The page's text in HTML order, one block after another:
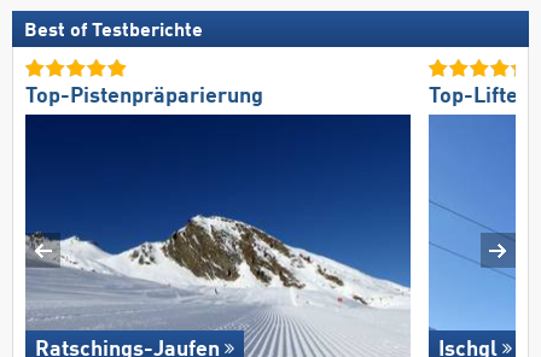
Best of Testberichte
Top-Pistenpräparierung
Ratschings-Jaufen
Top-Lifte/
Ischgl